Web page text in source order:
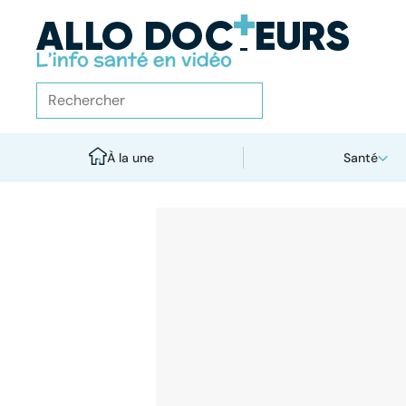
À la une Santé